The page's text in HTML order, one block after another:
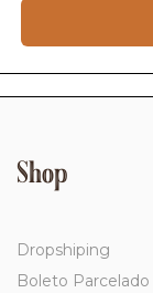
Shop
Dropshiping
Boleto Parcelado